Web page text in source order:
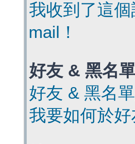
我收到了這
mail！
好友 & 黑名
好友 & 黑名
我要如何於